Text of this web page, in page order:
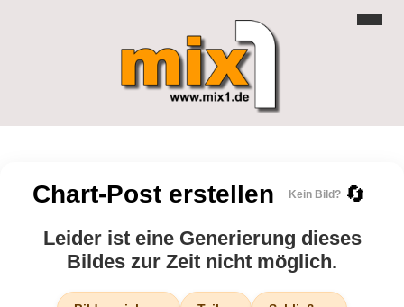
Chart-Post erstellen Kein Bild? 🔄
Leider ist eine Generierung dieses
Bildes zur Zeit nicht möglich.